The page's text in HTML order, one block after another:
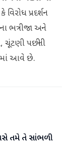
પ્રદર્શન
ભત્રીજા અને
ચૂંટણી પછીની
આવે છે.
તમે તે સાંભળી